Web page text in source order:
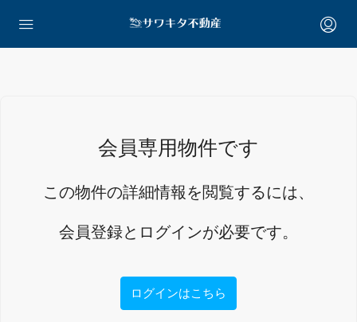
会員専用物件です
この物件の詳細情報を閲覧するには、
会員登録とログインが必要です。
ログインはこちら